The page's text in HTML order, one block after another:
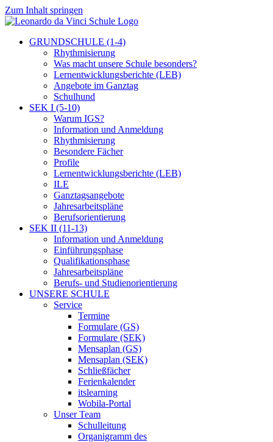
Zum Inhalt springen
GRUNDSCHULE (1-4)
Rhythmisierung
Was macht unsere Schule besonders?
Lernentwicklungsberichte (LEB)
Angebote im Ganztag
Schulhund
SEK I (5-10)
Warum IGS?
Information und Anmeldung
Rhythmisierung
Besondere Fächer
Profile
Lernentwicklungsberichte (LEB)
ILE
Ganztagsangebote
Jahresarbeitspläne
Berufsorientierung
SEK II (11-13)
Information und Anmeldung
Einführungsphase
Qualifikationsphase
Jahresarbeitspläne
Berufs- und Studienorientierung
UNSERE SCHULE
Service
Termine
Formulare (GS)
Formulare (SEK)
Mensaplan (GS)
Mensaplan (SEK)
Schließfächer
Ferienkalender
itslearning
Wobila-Portal
Unser Team
Schulleitung
Organigramm des